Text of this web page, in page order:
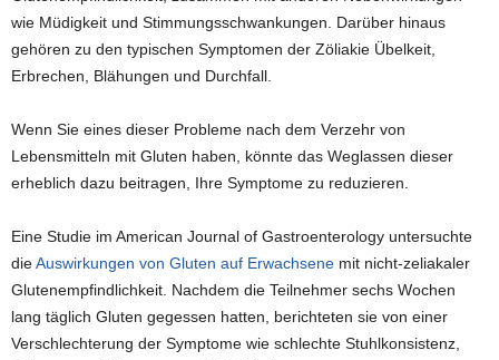
wie Müdigkeit und Stimmungsschwankungen. Darüber hinaus
gehören zu den typischen Symptomen der Zöliakie Übelkeit,
Erbrechen, Blähungen und Durchfall.
Wenn Sie eines dieser Probleme nach dem Verzehr von
Lebensmitteln mit Gluten haben, könnte das Weglassen dieser
erheblich dazu beitragen, Ihre Symptome zu reduzieren.
Eine Studie im American Journal of Gastroenterology untersuchte
dieAuswirkungen von Gluten auf Erwachsene mit nicht-zeliakaler
Glutenempfindlichkeit. Nachdem die Teilnehmer sechs Wochen
lang täglich Gluten gegessen hatten, berichteten sie von einer
Verschlechterung der Symptome wie schlechte Stuhlkonsistenz,